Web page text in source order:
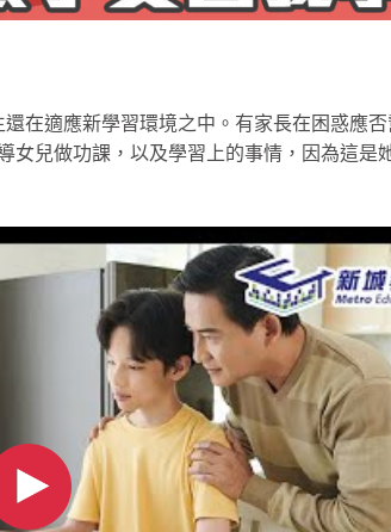
在適應新學習環境之中。有家長在困惑應
女兒做功課，以及學習上的事情，因為這是